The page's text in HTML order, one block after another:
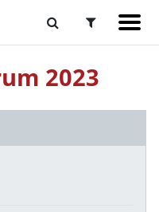
2023